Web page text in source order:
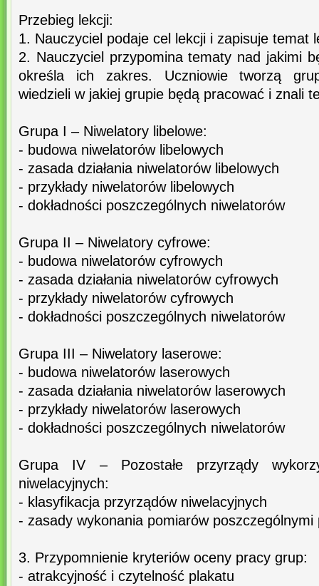
Przebieg lekcji:
1. Nauczyciel podaje cel lekcji i zapisuje temat
2. Nauczyciel przypomina tematy nad jakimi
określa ich zakres. Uczniowie tworzą
wiedzieli w jakiej grupie będą pracować i znali
Grupa I – Niwelatory libelowe:
- budowa niwelatorów libelowych
- zasada działania niwelatorów libelowych
- przykłady niwelatorów libelowych
- dokładności poszczególnych niwelatorów
Grupa II – Niwelatory cyfrowe:
- budowa niwelatorów cyfrowych
- zasada działania niwelatorów cyfrowych
- przykłady niwelatorów cyfrowych
- dokładności poszczególnych niwelatorów
Grupa III – Niwelatory laserowe:
- budowa niwelatorów laserowych
- zasada działania niwelatorów laserowych
- przykłady niwelatorów laserowych
- dokładności poszczególnych niwelatorów
Grupa IV – Pozostałe przyrządy
niwelacyjnych:
- klasyfikacja przyrządów niwelacyjnych
- zasady wykonania pomiarów poszczególnymi
3. Przypomnienie kryteriów oceny pracy grup:
- atrakcyjność i czytelność plakatu